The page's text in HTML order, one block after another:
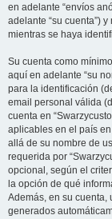
en adelante “envíos
adelante “su cuenta”)
mientras se haya
Su cuenta como
aquí en adelante “su
para la identificación
email personal válida
cuenta en
aplicables en el país
allá de su nombre de
requerida por
opcional, según el
la opción de qué
Además, en su cuenta,
generados